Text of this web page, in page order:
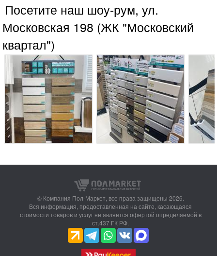
Посетите наш шоу-рум, ул.
Московская 198 (ЖК "Московский
квартал")
© Компания Пол-Маркет, все права защищены 2026.
Вся информация, предоставленная на сайте, касающаяся
стоимости товаров и услуг не является офертой определяемой в
ст.437 ГК РФ.